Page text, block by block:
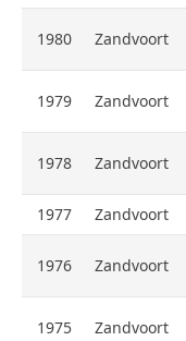
1980 Zandvoort
1979 Zandvoort
1978 Zandvoort
1977
Zandvoort
1976 Zandvoort
1975 Zandvoort